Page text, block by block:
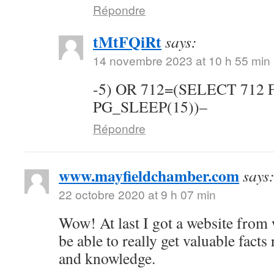
Répondre
tMtFQiRtsays:
14 novembre 2023 at 10 h 55 min
-5) OR 712=(SELECT 712
PG_SLEEP(15))–
Répondre
www.mayfieldchamber.comsays:
22 octobre 2020 at 9 h 07 min
Wow! At last I got a website from
be able to really get valuable
and knowledge.